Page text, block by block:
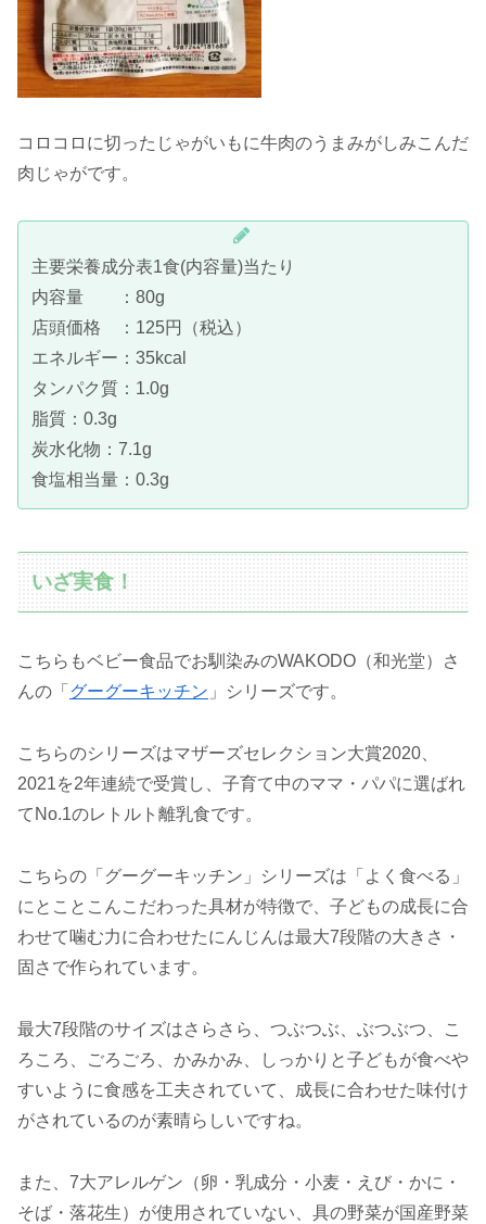
コロコロに切ったじゃがいもに牛肉のうまみがしみこんだ
肉じゃがです。
主要栄養成分表1食(内容量)当たり
内容量 ：80g
店頭価格 ：125円（税込）
エネルギー：35kcal
タンパク質：1.0g
脂質：0.3g
炭水化物：7.1g
食塩相当量：0.3g
いざ実食！
こちらもベビー食品でお馴染みのWAKODO（和光堂）さ
んの「 グーグーキッチン 」シリーズです。
こちらのシリーズはマザーズセレクション大賞2020、
2021を2年連続で受賞し、子育て中のママ・パパに選ばれ
てNo.1のレトルト離乳食です。
こちらの「グーグーキッチン」シリーズは「よく食べる」
にとことこんこだわった具材が特徴で、子どもの成長に合
わせて噛む力に合わせたにんじんは最大7段階の大きさ・
固さで作られています。
最大7段階のサイズはさらさら、つぶつぶ、ぶつぶつ、こ
ろころ、ごろごろ、かみかみ、しっかりと子どもが食べや
すいように食感を工夫されていて、成長に合わせた味付け
がされているのが素晴らしいですね。
また、7大アレルゲン（卵・乳成分・小麦・えび・かに・
そば・落花生）が使用されていない、具の野菜が国産野菜